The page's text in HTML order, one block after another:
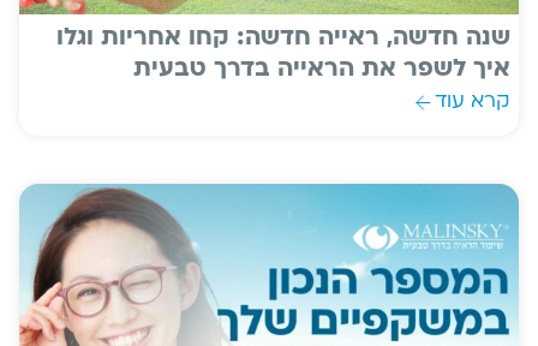
שנה חדשה, ראייה חדשה: קחו אחריות וגלו
איך לשפר את הראייה בדרך טבעית
קרא עוד